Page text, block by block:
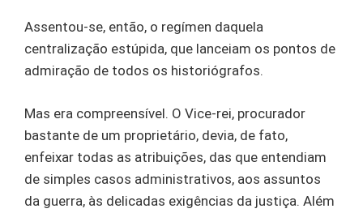
Assentou-se, então, o regímen daquela
centralização estúpida, que lanceiam os pontos de
admiração de todos os historiógrafos.
Mas era compreensível. O Vice-rei, procurador
bastante de um proprietário, devia, de fato,
enfeixar todas as atribuições, das que entendiam
de simples casos administrativos, aos assuntos
da guerra, às delicadas exigências da justiça. Além